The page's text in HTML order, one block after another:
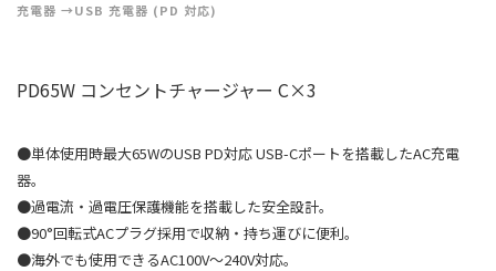
充電器
USB 充電器 (PD 対応)
PD65W コンセントチャージャー C×3
●単体使用時最大65WのUSB PD対応 USB-Cポートを搭載したAC充電
器。
●過電流・過電圧保護機能を搭載した安全設計。
●90°回転式ACプラグ採用で収納・持ち運びに便利。
●海外でも使用できるAC100V～240V対応。